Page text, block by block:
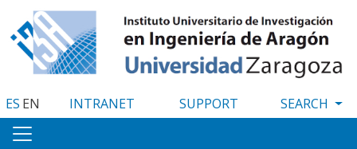
to
main
content
ES EN INTRANET SUPPORT